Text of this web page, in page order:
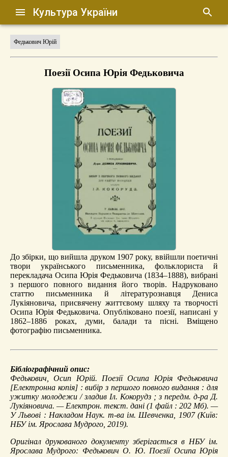
Культура України
Федькович Юрій
Поезії Осипа Юрія Федьковича
До збірки, що вийшла друком 1907 року, ввійшли поетичні
твори українського письменника, фольклориста й
перекладача Осипа Юрія Федьковича (1834–1888), вибрані
з першого повного видання його творів. Надруковано
статтю письменника й літературознавця Дениса
Лукіяновича, присвячену життєвому шляху та творчості
Осипа Юрія Федьковича. Опубліковано поезії, написані у
1862–1886 роках, думи, балади та пісні. Вміщено
фотографію письменника.
Бібліографічний опис:
Федькович, Осип Юрій. Поезії Осипа Юрія Федьковича
[Електронна копія] : вибір з першого повного видання : для
ужитку молодежи / зладив Іл. Кокорудз ; з передм. д-ра Д.
Лукіяновича. — Електрон. текст. дані (1 файл : 202 Мб). —
У Львові : Накладом Наук. т-ва ім. Шевченка, 1907 (Київ:
НБУ ім. Ярослава Мудрого, 2019).
Оригінал друкованого документу зберігається в НБУ ім.
Ярослава Мудрого: Федькович О. Ю. Поезії Осипа Юрія